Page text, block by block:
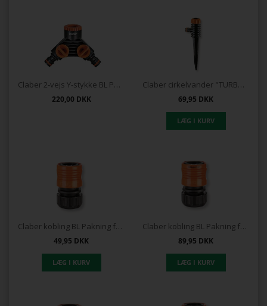
Claber 2-vejs Y-stykke BL Pakning
220,00 DKK
Claber cirkelvander "TURBOSPIKE"
69,95 DKK
Claber kobling BL Pakning for 1/2 slange
49,95 DKK
Claber kobling BL Pakning for 1/2 slange med vandstop
89,95 DKK